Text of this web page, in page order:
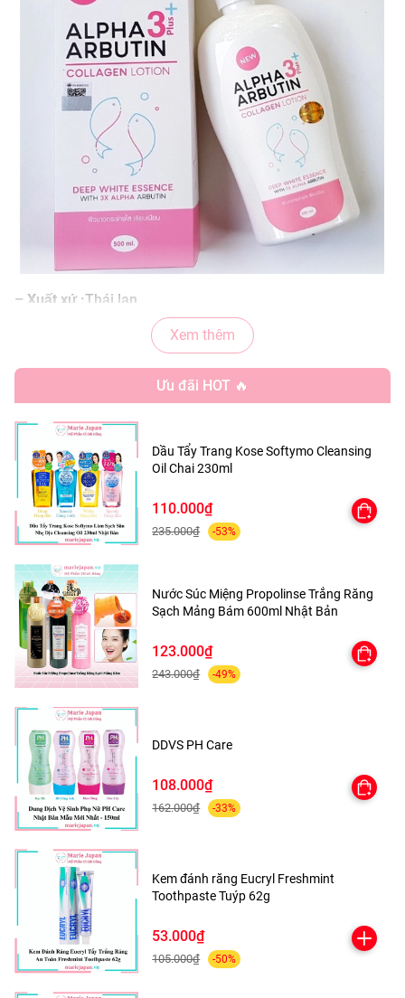
– Xuất xứ :Thái lan
500ml
Ngăn chặn các tia UVA và UVB
HƯỚNG DẪN SỬ DỤNG
– Thoa kem 2 ngày 1 lần sáng và tối sau khi tắm
* Lưu ý:Tùy theo cơ địa mỗi người mà dẫn đến tác dụng
sản phẩm khác nhau
Hạn sử dụng : in trên bao Bì
Hướng dẫn kiểm tra mã QR Code:
Cào lớp mã dán trên bao bì hộp giấy
Download các chương trình kiểm tra mã vạch trên điện
thoại
Mỗi sản phẩm chỉ có duy nhất 1 mã, sẽ hiển thị thời gian
kiểm tra mỗi lần
Xem thêm
Ưu đãi HOT 🔥
Dầu Tẩy Trang Kose Softymo Cleansing
Oil Chai 230ml
110.000₫
235.000₫ -53%
Nước Súc Miệng Propolinse Trắng Răng
Sạch Mảng Bám 600ml Nhật Bản
123.000₫
243.000₫ -49%
DDVS PH Care
108.000₫
162.000₫ -33%
Kem đánh răng Eucryl Freshmint
Toothpaste Tuýp 62g
53.000₫
105.000₫ -50%